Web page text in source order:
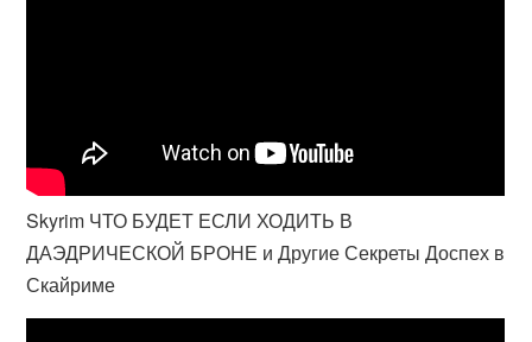
Skyrim ЧТО БУДЕТ ЕСЛИ ХОДИТЬ В
ДАЭДРИЧЕСКОЙ БРОНЕ и Другие Секреты Доспех в
Скайриме